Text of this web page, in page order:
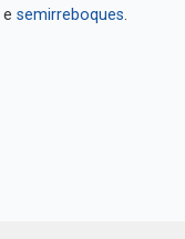
e semirreboques.